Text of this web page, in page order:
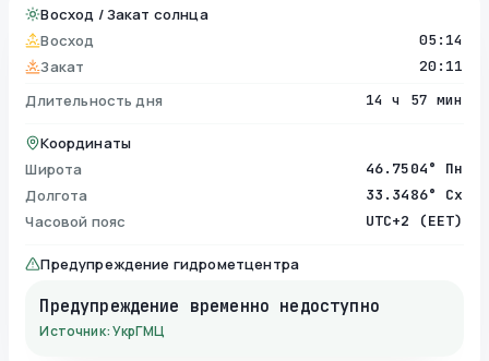
Восход / Закат солнца
Восход
05:14
Закат 20:11
Длительность дня 14 ч 57 мин
Координаты
Широта
46.7504° Пн
Долгота 33.3486° Сх
Часовой пояс UTC+2 (EET)
Предупреждение гидрометцентра
Предупреждение временно недоступно
Источник: УкрГМЦ